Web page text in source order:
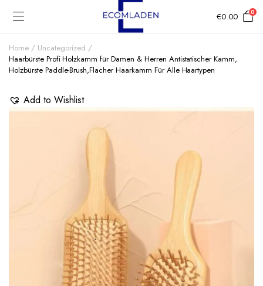
€0.00 0
Home
Uncategorized
Haarbürste Profi Holzkamm für Damen & Herren Antistatischer Kamm,
Holzbürste Paddle-Brush,Flacher Haarkamm Für Alle Haartypen
Add to Wishlist